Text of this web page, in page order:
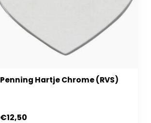
Penning Hartje Chrome (RVS)
€12,50